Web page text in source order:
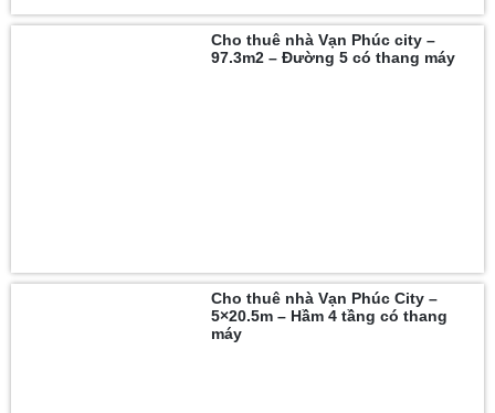
Cho thuê nhà Vạn Phúc city –
97.3m2 – Đường 5 có thang máy
Cho thuê nhà Vạn Phúc City –
5×20.5m – Hầm 4 tầng có thang
máy